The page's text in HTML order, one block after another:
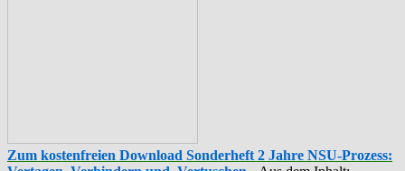
Zum kostenfreien Download Sonderheft 2 Jahre NSU-Prozess: